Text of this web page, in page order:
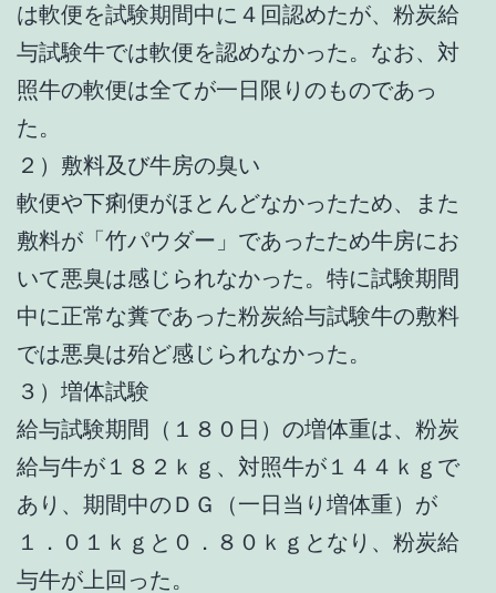
は軟便を試験期間中に４回認めたが、粉炭給
与試験牛では軟便を認めなかった。なお、対
照牛の軟便は全てが一日限りのものであっ
た。
２）敷料及び牛房の臭い
軟便や下痢便がほとんどなかったため、また
敷料が「竹パウダー」であったため牛房にお
いて悪臭は感じられなかった。特に試験期間
中に正常な糞であった粉炭給与試験牛の敷料
では悪臭は殆ど感じられなかった。
３）増体試験
給与試験期間（１８０日）の増体重は、粉炭
給与牛が１８２ｋｇ、対照牛が１４４ｋｇで
あり、期間中のＤＧ（一日当り増体重）が
１．０１ｋｇと０．８０ｋｇとなり、粉炭給
与牛が上回った。